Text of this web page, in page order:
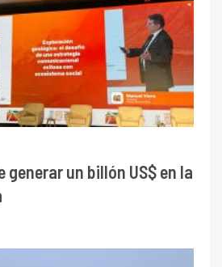
generar un billón US$ en la